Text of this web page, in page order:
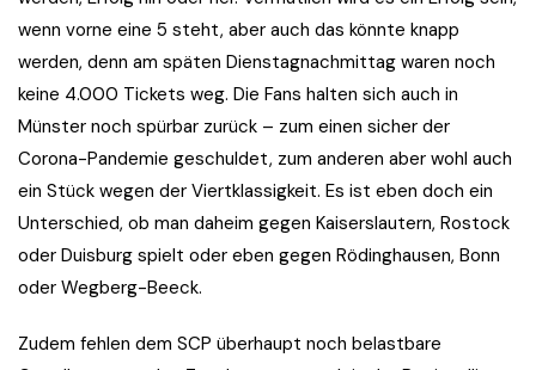
wenn vorne eine 5 steht, aber auch das könnte knapp
werden, denn am späten Dienstagnachmittag waren noch
keine 4.000 Tickets weg. Die Fans halten sich auch in
Münster noch spürbar zurück – zum einen sicher der
Corona-Pandemie geschuldet, zum anderen aber wohl auch
ein Stück wegen der Viertklassigkeit. Es ist eben doch ein
Unterschied, ob man daheim gegen Kaiserslautern, Rostock
oder Duisburg spielt oder eben gegen Rödinghausen, Bonn
oder Wegberg-Beeck.
Zudem fehlen dem SCP überhaupt noch belastbare